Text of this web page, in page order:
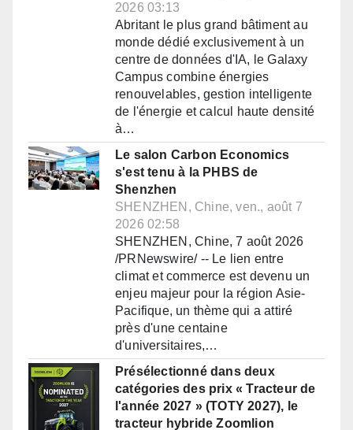
2026 03:13
Abritant le plus grand bâtiment au
monde dédié exclusivement à un
centre de données d'IA, le Galaxy
Campus combine énergies
renouvelables, gestion intelligente
de l'énergie et calcul haute densité
à…
Le salon Carbon Economics
s'est tenu à la PHBS de
Shenzhen
SHENZHEN, Chine, ven., août 7
2026 02:58
SHENZHEN, Chine, 7 août 2026
/PRNewswire/ -- Le lien entre
climat et commerce est devenu un
enjeu majeur pour la région Asie-
Pacifique, un thème qui a attiré
près d'une centaine
d'universitaires,…
Présélectionné dans deux
catégories des prix « Tracteur de
l'année 2027 » (TOTY 2027), le
tracteur hybride Zoomlion